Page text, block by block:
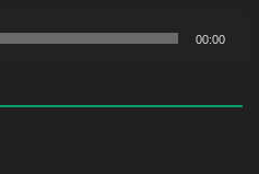
00:00